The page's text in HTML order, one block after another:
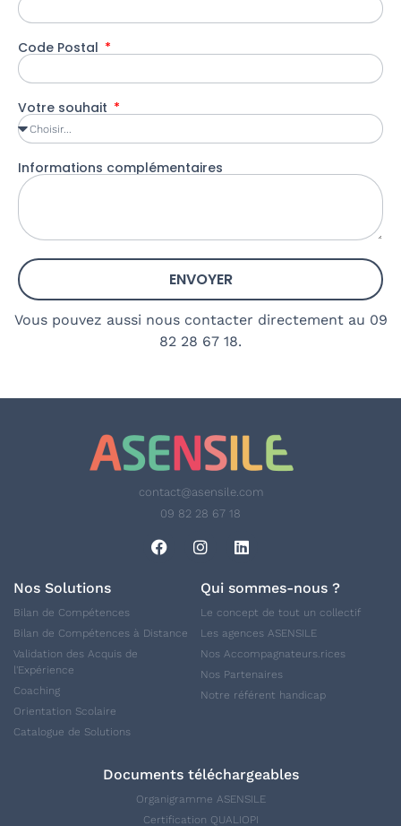
Code Postal
Votre souhait
Informations complémentaires
ENVOYER
Vous pouvez aussi nous contacter directement au 09
82 28 67 18.
contact@asensile.com
09 82 28 67 18
Nos Solutions
Bilan de Compétences
Bilan de Compétences à Distance
Validation des Acquis de
l'Expérience
Coaching
Orientation Scolaire
Catalogue de Solutions
Qui sommes-nous ?
Le concept de tout un collectif
Les agences ASENSILE
Nos Accompagnateurs.rices
Nos Partenaires
Notre référent handicap
Documents téléchargeables
Organigramme ASENSILE
Certification QUALIOPI